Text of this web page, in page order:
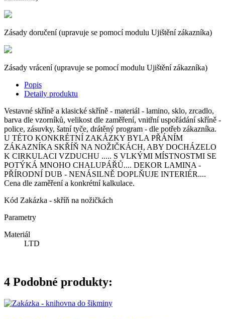
Zásady doručení (upravuje se pomocí modulu Ujištění zákazníka)
Zásady vrácení (upravuje se pomocí modulu Ujištění zákazníka)
Popis
Detaily produktu
Vestavné skříně a klasické skříně - materiál - lamino, sklo, zrcadlo,
barva dle vzorníků, velikost dle zaměření, vnitřní uspořádání skříně -
police, zásuvky, šatní tyče, drátěný program - dle potřeb zákazníka.
U TÉTO KONKRÉTNÍ ZAKÁZKY BYLA PŘÁNÍM
ZÁKAZNÍKA SKŘÍŇ NA NOŽIČKÁCH, ABY DOCHÁZELO
K CIRKULACI VZDUCHU ..... S VLKÝMI MÍSTNOSTMI SE
POTÝKÁ MNOHO CHALUPÁŘŮ.... DEKOR LAMINA -
PŘÍRODNÍ DUB - NENÁSILNĚ DOPLŇUJE INTERIÉR....
Cena dle zaměření a konkrétní kalkulace.
Kód Zakázka - skříň na nožičkách
Parametry
Materiál
LTD
4 Podobné produkty: